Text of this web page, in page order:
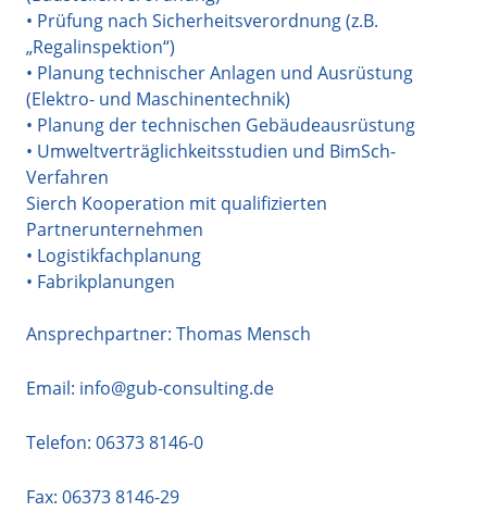
• Prüfung nach Sicherheitsverordnung (z.B.
„Regalinspektion“)
• Planung technischer Anlagen und Ausrüstung
(Elektro- und Maschinentechnik)
• Planung der technischen Gebäudeausrüstung
• Umweltverträglichkeitsstudien und BimSch-
Verfahren
Sierch Kooperation mit qualifizierten
Partnerunternehmen
• Logistikfachplanung
• Fabrikplanungen
Ansprechpartner: Thomas Mensch
Email: info@gub-consulting.de
Telefon: 06373 8146-0
Fax: 06373 8146-29